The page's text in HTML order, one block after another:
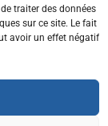
traiter des données
sur ce site. Le fait
avoir un effet négatif